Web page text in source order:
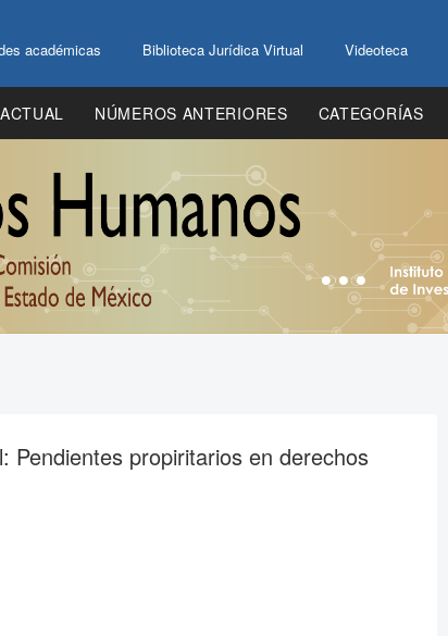
académicas Biblioteca Jurídica Virtual Videoteca
NÚMEROS ANTERIORES CATEGORÍAS
Pendientes propiritarios en derechos